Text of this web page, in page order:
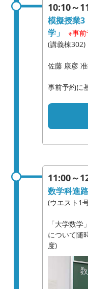
10:10～
模擬授業3
学」
※事前
(講義棟302)
佐藤 康彦
事前予約に
11:00～
数学科進
(ウエスト1
「大学数
について随
度)